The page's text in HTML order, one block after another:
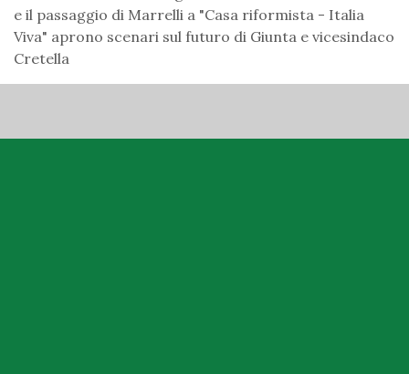
e il passaggio di Marrelli a "Casa riformista - Italia
Viva" aprono scenari sul futuro di Giunta e vicesindaco
Cretella